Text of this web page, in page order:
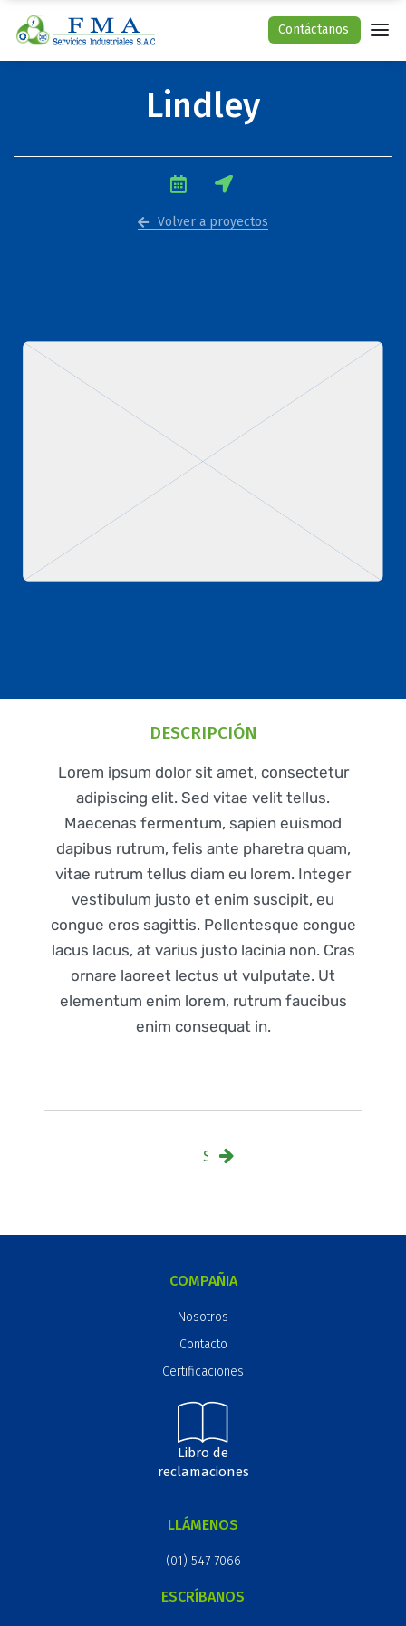
Contáctanos
Lindley
Volver a proyectos
DESCRIPCIÓN
Lorem ipsum dolor sit amet, consectetur
adipiscing elit. Sed vitae velit tellus.
Maecenas fermentum, sapien euismod
dapibus rutrum, felis ante pharetra quam,
vitae rutrum tellus diam eu lorem. Integer
vestibulum justo et enim suscipit, eu
congue eros sagittis. Pellentesque congue
lacus lacus, at varius justo lacinia non. Cras
ornare laoreet lectus ut vulputate. Ut
elementum enim lorem, rutrum faucibus
enim consequat in.
Siguiente
COMPAÑIA
Nosotros
Contacto
Certificaciones
Libro de
reclamaciones
LLÁMENOS
(01) 547 7066
ESCRÍBANOS